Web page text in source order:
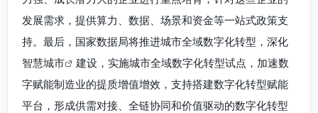
发展需求，提供算力、数据、场景和资金等一站式政策支
持。最后，国家数据局将推进城市全域数字化转型，深化
智慧城市
建设，实施城市全域数字化转型试点，加速数
字赋能制造业的提质增值增效，支持搭建数字化转型赋能
平台，形成供需对接、全链协同和价值驱动的数字化转型